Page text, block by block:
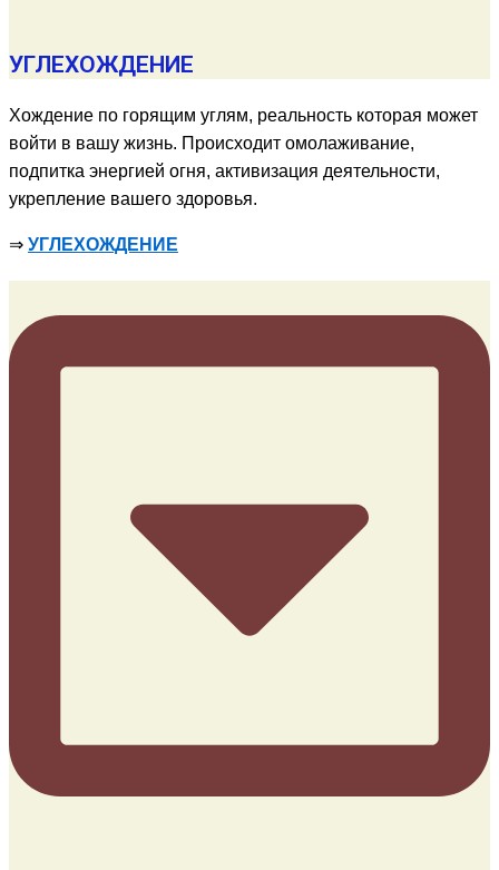
УГЛЕХОЖДЕНИЕ
Хождение по горящим углям, реальность которая может
войти в вашу жизнь. Происходит омолаживание,
подпитка энергией огня, активизация деятельности,
укрепление вашего здоровья.
⇒ УГЛЕХОЖДЕНИЕ